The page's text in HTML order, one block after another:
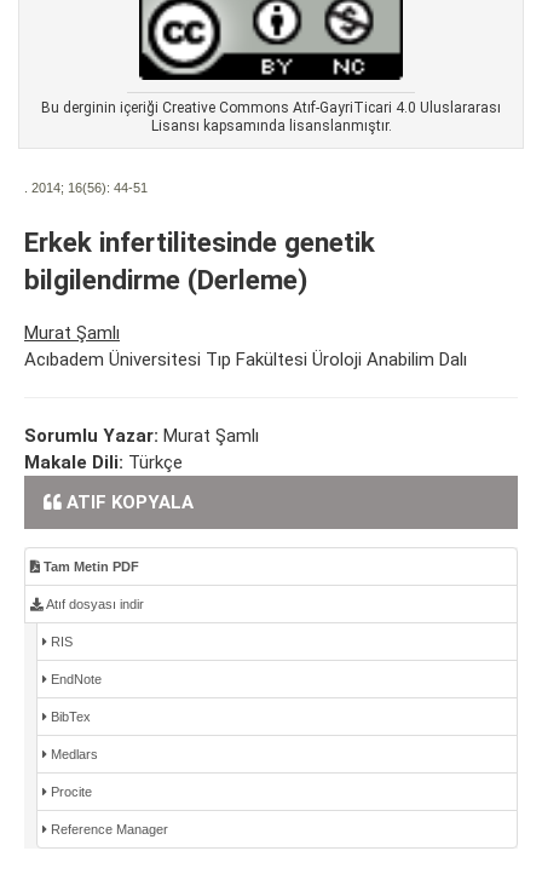
Bu derginin içeriği Creative Commons Atıf-GayriTicari 4.0 Uluslararası
Lisansı kapsamında lisanslanmıştır.
. 2014; 16(56): 44-51
Erkek infertilitesinde genetik
bilgilendirme (Derleme)
Murat Şamlı
Acıbadem Üniversitesi Tıp Fakültesi Üroloji Anabilim Dalı
Sorumlu Yazar: Murat Şamlı
Makale Dili: Türkçe
ATIF KOPYALA
Tam Metin PDF
Atıf dosyası indir
RIS
EndNote
BibTex
Medlars
Procite
Reference Manager